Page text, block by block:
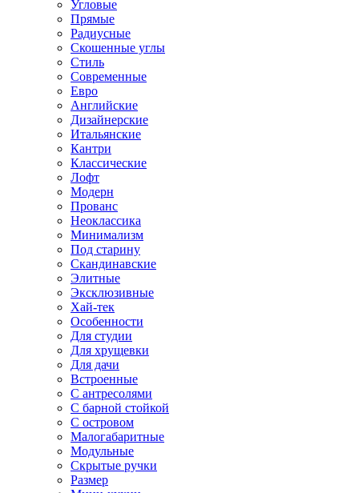
Угловые
Прямые
Радиусные
Скошенные углы
Стиль
Современные
Евро
Английские
Дизайнерские
Итальянские
Кантри
Классические
Лофт
Модерн
Прованс
Неоклассика
Минимализм
Под старину
Скандинавские
Элитные
Эксклюзивные
Хай-тек
Особенности
Для студии
Для хрущевки
Для дачи
Встроенные
С антресолями
С барной стойкой
С островом
Малогабаритные
Модульные
Скрытые ручки
Размер